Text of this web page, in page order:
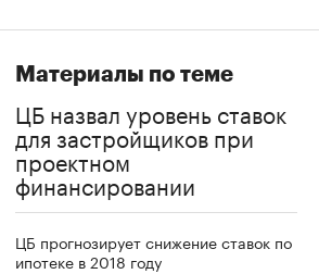
Материалы по теме
ЦБ назвал уровень ставок
для застройщиков при
проектном
финансировании
ЦБ прогнозирует снижение ставок по
ипотеке в 2018 году